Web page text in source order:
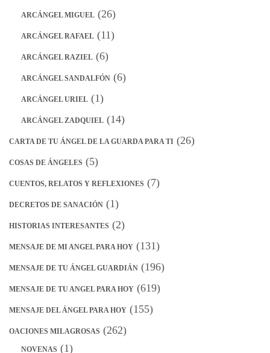
ARCÁNGEL MIGUEL (26)
ARCÁNGEL RAFAEL (11)
ARCÁNGEL RAZIEL (6)
ARCÁNGEL SANDALFÓN (6)
ARCÁNGEL URIEL (1)
ARCÁNGEL ZADQUIEL (14)
CARTA DE TU ÁNGEL DE LA GUARDA PARA TI (26)
COSAS DE ÁNGELES (5)
CUENTOS, RELATOS Y REFLEXIONES (7)
DECRETOS DE SANACIÓN (1)
HISTORIAS INTERESANTES (2)
MENSAJE DE MI ANGEL PARA HOY (131)
MENSAJE DE TU ÁNGEL GUARDIÁN (196)
MENSAJE DE TU ANGEL PARA HOY (619)
MENSAJE DEL ÁNGEL PARA HOY (155)
OACIONES MILAGROSAS (262)
NOVENAS (1)